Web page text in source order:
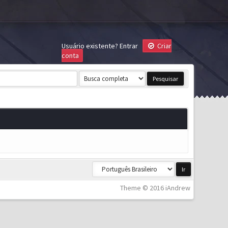
Usuário existente? Entrar
Criar
conta
Theme © 2016 iAndrew